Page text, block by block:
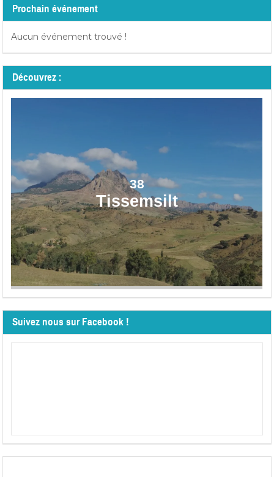
Prochain événement
Aucun événement trouvé !
Découvrez :
38
Tissemsilt
Suivez nous sur Facebook !